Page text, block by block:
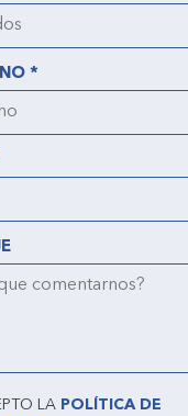
*
LA POLÍTICA DE